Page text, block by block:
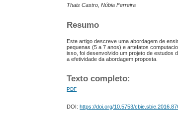
Thais Castro, Núbia Ferreira
Resumo
Este artigo descreve uma abordagem de
pequenas (5 a 7 anos) e artefatos
isso, foi desenvolvido um projeto de estudos
a efetividade da abordagem proposta.
Texto completo:
PDF
DOI:https://doi.org/10.5753/